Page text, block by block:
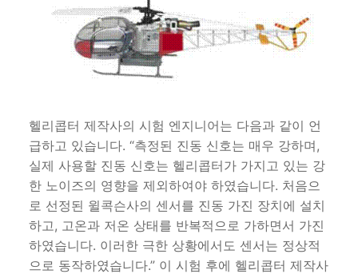
헬리콥터 제작사의 시험 엔지니어는 다음과 같이 언
급하고 있습니다. “측정된 진동 신호는 매우 강하며,
실제 사용할 진동 신호는 헬리콥터가 가지고 있는 강
한 노이즈의 영향을 제외하여야 하였습니다. 처음으
로 선정된 윌콕슨사의 센서를 진동 가진 장치에 설치
하고, 고온과 저온 상태를 반복적으로 가하면서 가진
하였습니다. 이러한 극한 상황에서도 센서는 정상적
으로 동작하였습니다.” 이 시험 후에 헬리콥터 제작사